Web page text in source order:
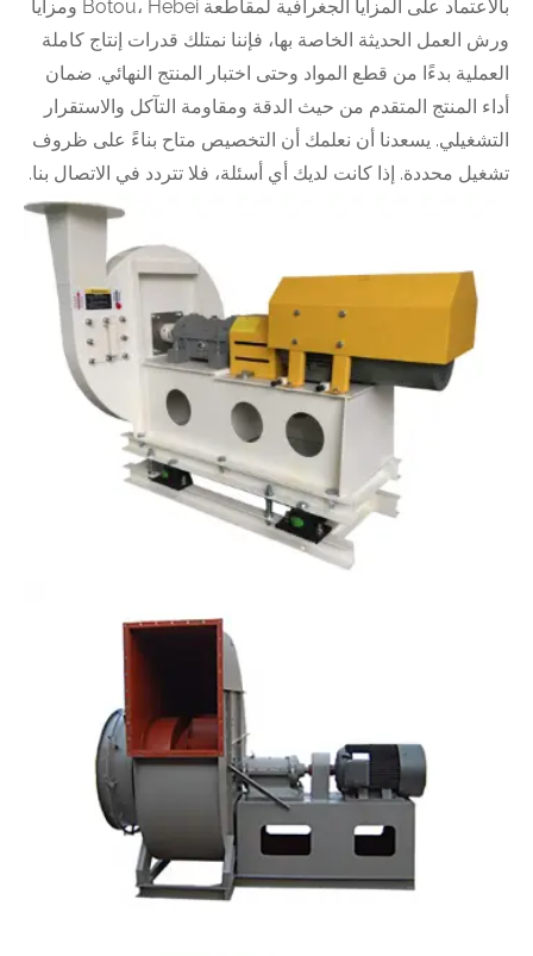
بالاعتماد على المزايا الجغرافية لمقاطعة Botou، Hebei ومزايا
ورش العمل الحديثة الخاصة بها، فإننا نمتلك قدرات إنتاج كاملة
العملية بدءًا من قطع المواد وحتى اختبار المنتج النهائي. ضمان
أداء المنتج المتقدم من حيث الدقة ومقاومة التآكل والاستقرار
التشغيلي. يسعدنا أن نعلمك أن التخصيص متاح بناءً على ظروف
تشغيل محددة. إذا كانت لديك أي أسئلة، فلا تتردد في الاتصال بنا.